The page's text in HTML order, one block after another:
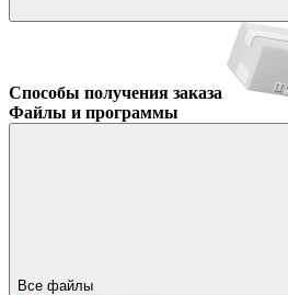
Способы получения заказа
Файлы и программы
Все файлы